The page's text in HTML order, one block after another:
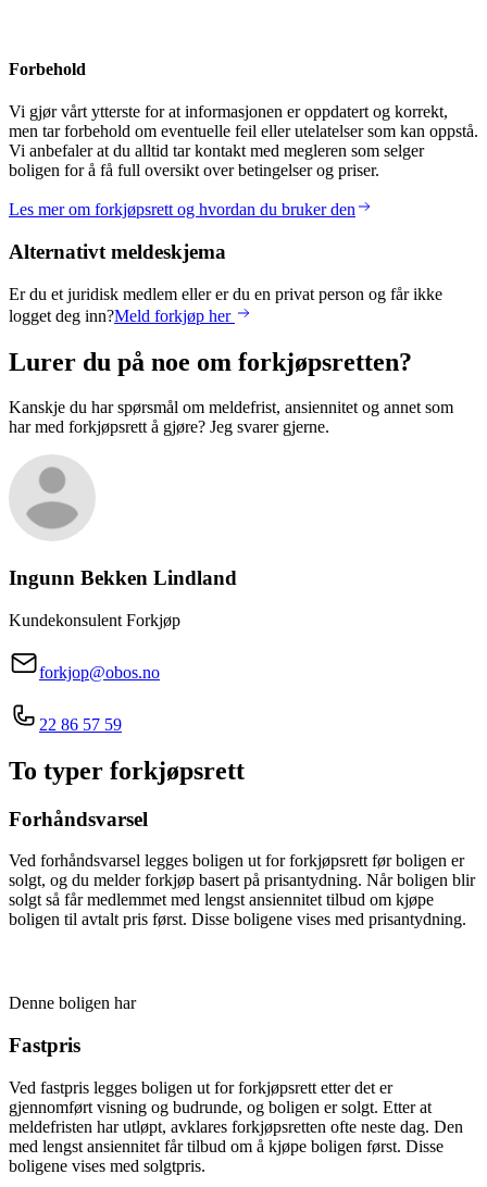
Forbehold
Vi gjør vårt ytterste for at informasjonen er oppdatert og korrekt,
men tar forbehold om eventuelle feil eller utelatelser som kan oppstå.
Vi anbefaler at du alltid tar kontakt med megleren som selger
boligen for å få full oversikt over betingelser og priser.
Les mer om forkjøpsrett og hvordan du bruker den
Alternativt meldeskjema
Er du et juridisk medlem eller er du en privat person og får ikke
logget deg inn?Meld forkjøp her
Lurer du på noe om forkjøpsretten?
Kanskje du har spørsmål om meldefrist, ansiennitet og annet som
har med forkjøpsrett å gjøre? Jeg svarer gjerne.
Ingunn Bekken Lindland
Kundekonsulent Forkjøp
forkjop@obos.no
22 86 57 59
To typer forkjøpsrett
Forhåndsvarsel
Ved forhåndsvarsel legges boligen ut for forkjøpsrett før boligen er
solgt, og du melder forkjøp basert på prisantydning. Når boligen blir
solgt så får medlemmet med lengst ansiennitet tilbud om kjøpe
boligen til avtalt pris først. Disse boligene vises med prisantydning.
Denne boligen har
Fastpris
Ved fastpris legges boligen ut for forkjøpsrett etter det er
gjennomført visning og budrunde, og boligen er solgt. Etter at
meldefristen har utløpt, avklares forkjøpsretten ofte neste dag. Den
med lengst ansiennitet får tilbud om å kjøpe boligen først. Disse
boligene vises med solgtpris.